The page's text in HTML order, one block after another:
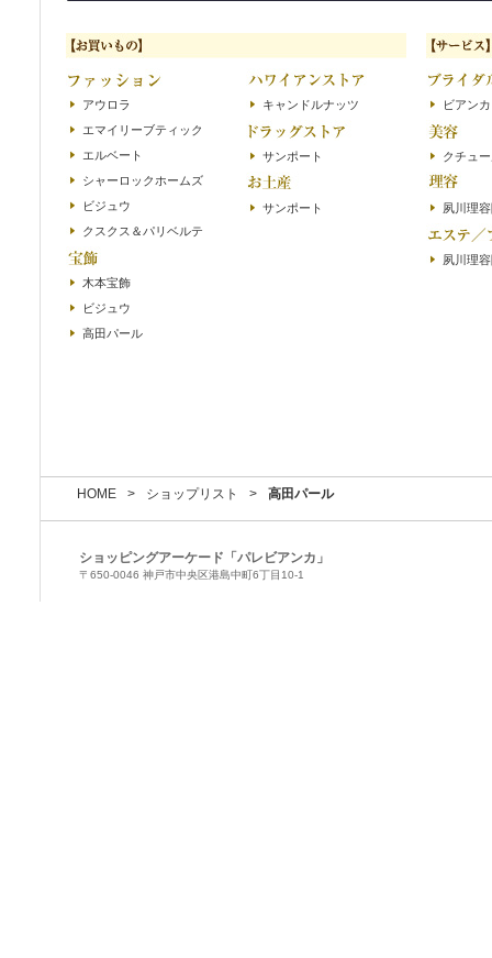
アウロラ
エマイリーブティック
エルベート
シャーロックホームズ
ビジュウ
クスクス＆パリベルテ
木本宝飾
ビジュウ
高田パール
キャンドルナッツ
サンポート
サンポート
ビアン
クチュ
夙川理
夙川理
HOME > ショップリスト > 高田パール
ショッピングアーケード「パレビアンカ」
〒650-0046 神戸市中央区港島中町6丁目10-1